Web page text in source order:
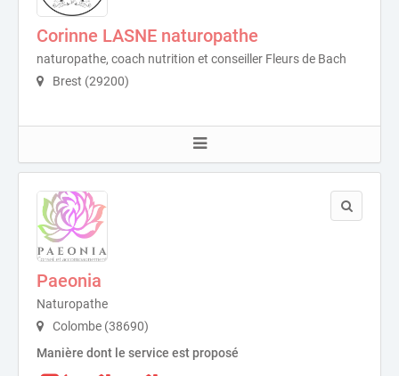
Corinne LASNE naturopathe
naturopathe, coach nutrition et conseiller Fleurs de Bach
Brest (29200)
Paeonia
Naturopathe
Colombe (38690)
Manière dont le service est proposé